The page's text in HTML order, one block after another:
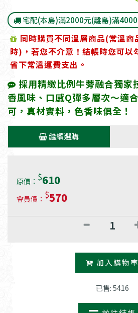
宅配(本島)滿2000元(離島)滿4000
同時購買不同溫層商品(常溫商
時)，若您不介意！結帳時您可以
省下常溫運費支出。
採用精緻比例牛蒡融合獨家
香風味、口感Q彈多層次～適
可，真材實料，色香味俱全！
繼續選購
原價： $610
會員價： $570
加入購物車
已售: 5416